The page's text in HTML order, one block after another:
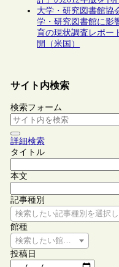
大学・研究図書館協
学・研究図書館に影
育の現状調査レポー
開（米国）
サイト内検索
検索フォーム
詳細検索
タイトル
本文
記事種別
検索したい記事種別を選択
館種
検索したい館種を選択してく
投稿日